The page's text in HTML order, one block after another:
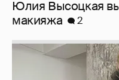
Журналистка